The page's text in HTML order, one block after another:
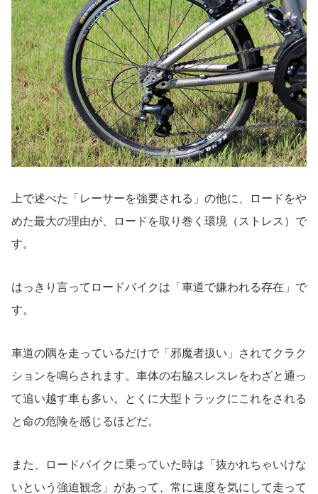
上で述べた「レーサーを強要される」の他に、ロードをや
めた最大の理由が、ロードを取り巻く環境（ストレス）で
す。
はっきり言ってロードバイクは「車道で嫌われる存在」で
す。
車道の隅を走っているだけで「邪魔者扱い」されてクラク
ションを鳴らされます。車体の右脇スレスレをわざと通っ
て追い越す車も多い。とくに大型トラックにこれをされる
と命の危険を感じるほどだ。
また、ロードバイクに乗っていた時は「抜かれちゃいけな
いという強迫観念」があって、常に速度を気にして走って